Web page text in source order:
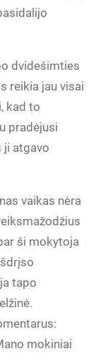
dvidešimties
reikia jau visai
kad to
pradėjusi
ji atgavo
vaikas nėra
ši mokytoja
tapo
mokiniai